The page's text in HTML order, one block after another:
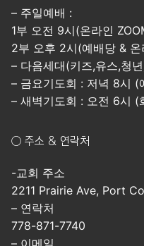
– 주일예배 :
1부 오전 9시(온라인
2부 오후 2시(예배당 & 온
– 다음세대(키즈,유스,청
– 금요기도회 : 저녁 8시 (
– 새벽기도회 : 오전 6시 (
○ 주소 & 연락처
-교회 주소
2211 Prairie Ave, Port
– 연락처
778-871-7740
– 이메일